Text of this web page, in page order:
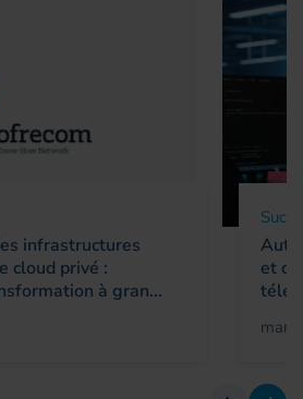
infrastructures
cloud privé :
à gran...
et
mar.